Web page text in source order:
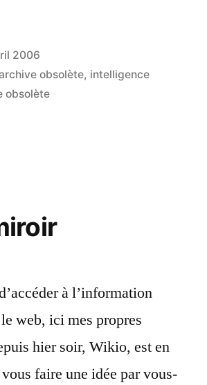
2006
obsolète, intelligence
obsolète
à l’information
web, ici mes propres
hier soir, Wikio, est en
faire une idée par vous-